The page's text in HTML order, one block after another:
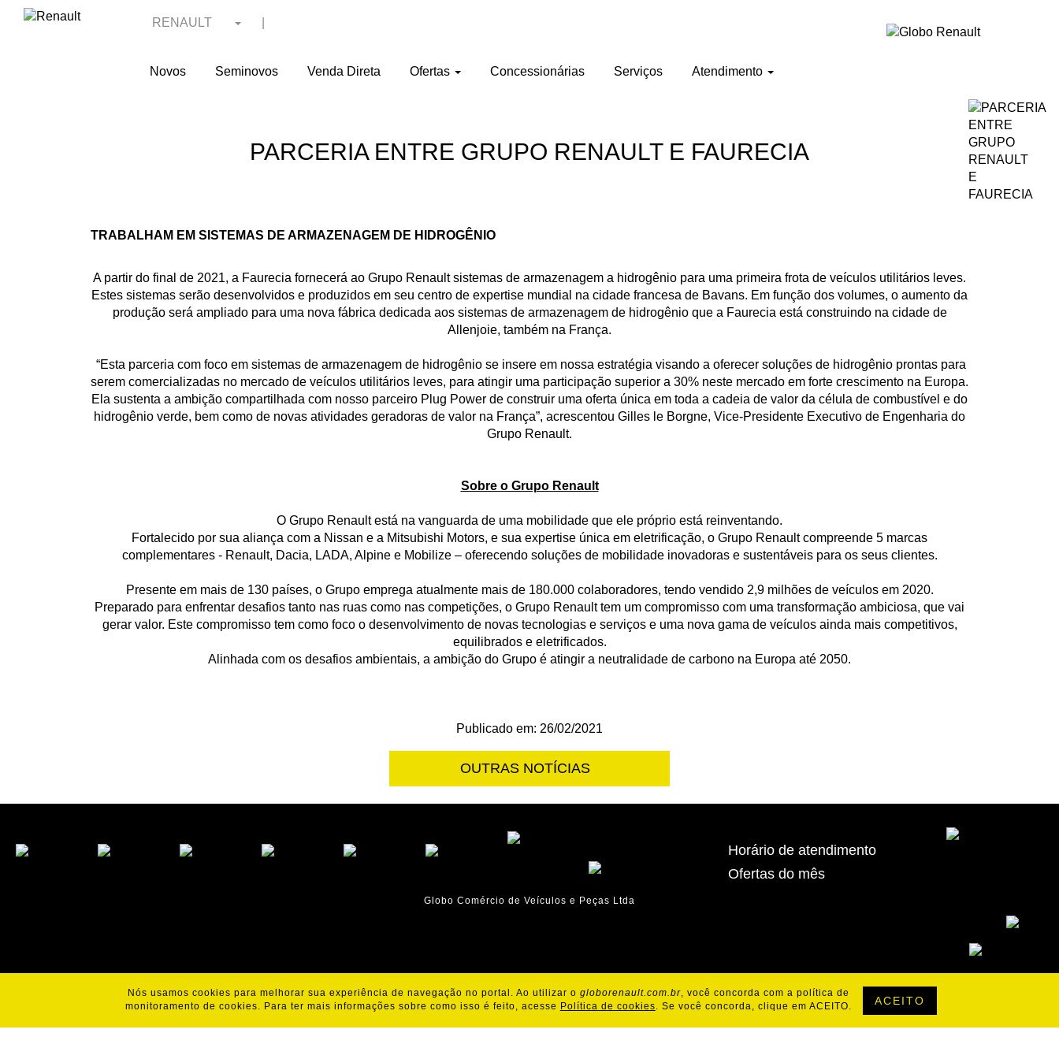
RENAULT
Novos Seminovos Venda Direta Ofertas Concessionárias Serviços Atendimento
PARCERIA ENTRE GRUPO RENAULT E FAURECIA
TRABALHAM EM SISTEMAS DE ARMAZENAGEM DE HIDROGÊNIO
A partir do final de 2021, a Faurecia fornecerá ao Grupo Renault sistemas de armazenagem a hidrogênio para uma primeira frota de veículos utilitários leves.
Estes sistemas serão desenvolvidos e produzidos em seu centro de expertise mundial na cidade francesa de Bavans. Em função dos volumes, o aumento da
produção será ampliado para uma nova fábrica dedicada aos sistemas de armazenagem de hidrogênio que a Faurecia está construindo na cidade de
Allenjoie, também na França.
“Esta parceria com foco em sistemas de armazenagem de hidrogênio se insere em nossa estratégia visando a oferecer soluções de hidrogênio prontas para
serem comercializadas no mercado de veículos utilitários leves, para atingir uma participação superior a 30% neste mercado em forte crescimento na Europa.
Ela sustenta a ambição compartilhada com nosso parceiro Plug Power de construir uma oferta única em toda a cadeia de valor da célula de combustível e do
hidrogênio verde, bem como de novas atividades geradoras de valor na França”, acrescentou Gilles le Borgne, Vice-Presidente Executivo de Engenharia do
Grupo Renault.
Sobre o Grupo Renault
O Grupo Renault está na vanguarda de uma mobilidade que ele próprio está reinventando.
Fortalecido por sua aliança com a Nissan e a Mitsubishi Motors, e sua expertise única em eletrificação, o Grupo Renault compreende 5 marcas
complementares - Renault, Dacia, LADA, Alpine e Mobilize – oferecendo soluções de mobilidade inovadoras e sustentáveis para os seus clientes.
Presente em mais de 130 países, o Grupo emprega atualmente mais de 180.000 colaboradores, tendo vendido 2,9 milhões de veículos em 2020.
Preparado para enfrentar desafios tanto nas ruas como nas competições, o Grupo Renault tem um compromisso com uma transformação ambiciosa, que vai
gerar valor. Este compromisso tem como foco o desenvolvimento de novas tecnologias e serviços e uma nova gama de veículos ainda mais competitivos,
equilibrados e eletrificados.
Alinhada com os desafios ambientais, a ambição do Grupo é atingir a neutralidade de carbono na Europa até 2050.
Publicado em: 26/02/2021
OUTRAS NOTÍCIAS
Horário de atendimento
Ofertas do mês
Globo Comércio de Veículos e Peças Ltda
Política de Cookies Política de Privacidade
Nós usamos cookies para melhorar sua experiência de navegação no portal. Ao utilizar o globorenault.com.br, você concorda com a política de
monitoramento de cookies. Para ter mais informações sobre como isso é feito, acesse Política de cookies. Se você concorda, clique em ACEITO. ACEITO